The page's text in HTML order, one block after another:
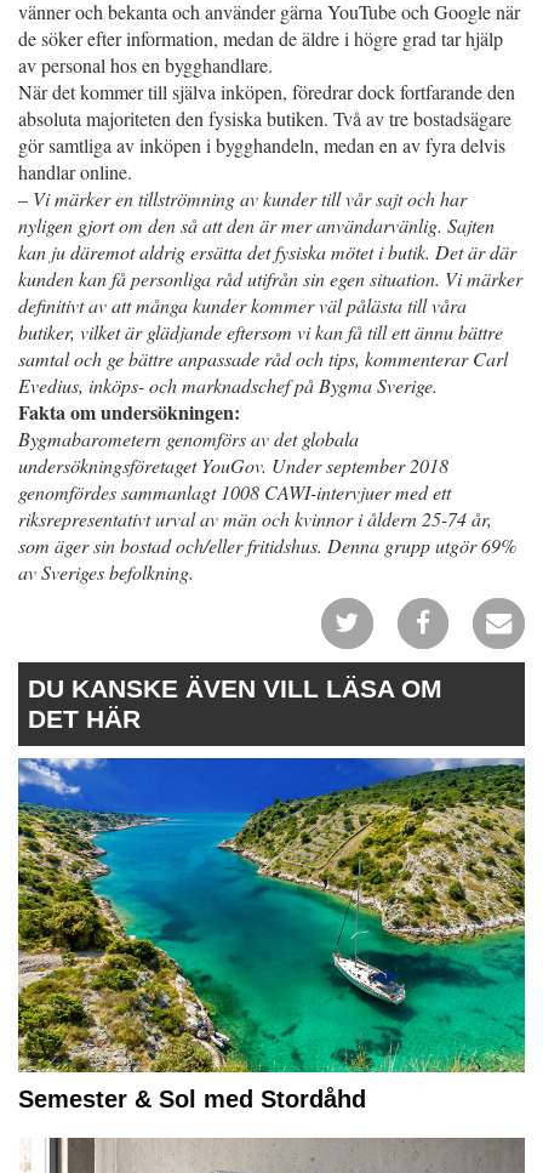
vänner och bekanta och använder gärna YouTube och Google när
de söker efter information, medan de äldre i högre grad tar hjälp
av personal hos en bygghandlare.
När det kommer till själva inköpen, föredrar dock fortfarande den
absoluta majoriteten den fysiska butiken. Två av tre bostadsägare
gör samtliga av inköpen i bygghandeln, medan en av fyra delvis
handlar online.
– Vi märker en tillströmning av kunder till vår sajt och har
nyligen gjort om den så att den är mer användarvänlig. Sajten
kan ju däremot aldrig ersätta det fysiska mötet i butik. Det är där
kunden kan få personliga råd utifrån sin egen situation. Vi märker
definitivt av att många kunder kommer väl pålästa till våra
butiker, vilket är glädjande eftersom vi kan få till ett ännu bättre
samtal och ge bättre anpassade råd och tips, kommenterar Carl
Evedius, inköps- och marknadschef på Bygma Sverige.
Fakta om undersökningen:
Bygmabarometern genomförs av det globala
undersökningsföretaget YouGov. Under september 2018
genomfördes sammanlagt 1008 CAWI-intervjuer med ett
riksrepresentativt urval av män och kvinnor i åldern 25-74 år,
som äger sin bostad och/eller fritidshus. Denna grupp utgör 69%
av Sveriges befolkning.
DU KANSKE ÄVEN VILL LÄSA OM
DET HÄR
Semester & Sol med Stordåhd